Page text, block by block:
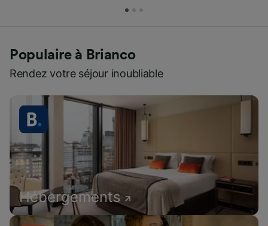
Populaire à Brianco
Rendez votre séjour inoubliable
Hébergements